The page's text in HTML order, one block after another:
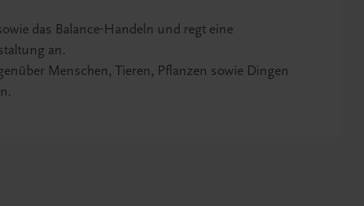
das Balance-Handeln und regt eine
an.
Menschen, Tieren, Pflanzen sowie Dingen